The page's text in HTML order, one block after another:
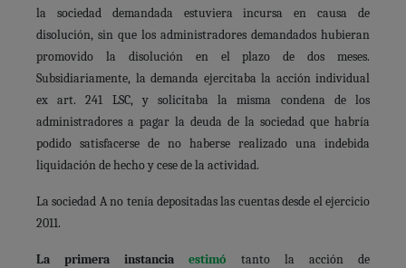
la sociedad demandada estuviera incursa en causa de
disolución, sin que los administradores demandados hubieran
promovido la disolución en el plazo de dos meses.
Subsidiariamente, la demanda ejercitaba la acción individual
ex art. 241 LSC, y solicitaba la misma condena de los
administradores a pagar la deuda de la sociedad que habría
podido satisfacerse de no haberse realizado una indebida
liquidación de hecho y cese de la actividad.
La sociedad A no tenía depositadas las cuentas desde el ejercicio
2011.
La primera instanciaestimó tanto la acción de